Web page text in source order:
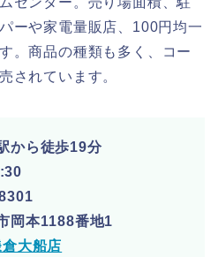
ーや家電量販店、100円均一
。商品の種類も多く、コー
されています。
から徒歩19分
岡本1188番地1
大船店